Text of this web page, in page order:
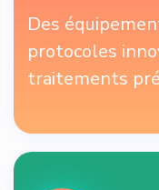
Des
protocoles
traitements